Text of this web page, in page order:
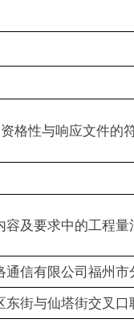
格性与响应文件的
容及要求中的工程
通信有限公司福州市
东街与仙塔街交叉口